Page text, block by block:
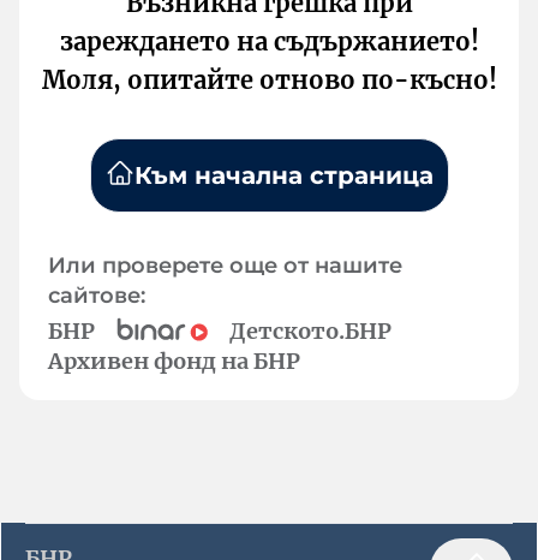
зареждането на съдържанието!
Моля, опитайте отново по-късно!
Към начална страница
Или проверете още от нашите
сайтове:
БНР
Детското.БНР
Архивен фонд на БНР